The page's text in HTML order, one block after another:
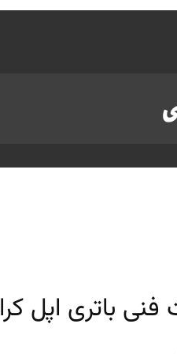
باتری اپل